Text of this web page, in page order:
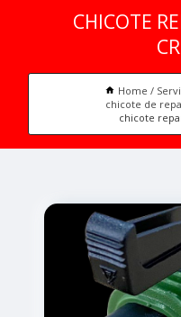
CHICOTE
Home
chicote de
chicote